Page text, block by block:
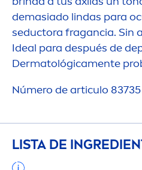
demasiado lindas para
seductora fragancia. Sin
Ideal para después de
Dermatológicamente
Número de articulo
LISTA DE